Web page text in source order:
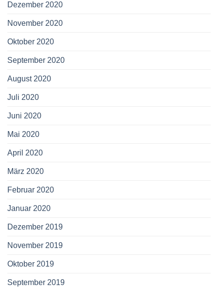
Dezember 2020
November 2020
Oktober 2020
September 2020
August 2020
Juli 2020
Juni 2020
Mai 2020
April 2020
März 2020
Februar 2020
Januar 2020
Dezember 2019
November 2019
Oktober 2019
September 2019